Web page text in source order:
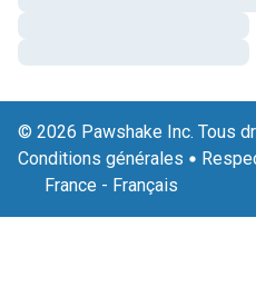
© 2026 Pawshake Inc. Tous
Conditions générales
France - Français